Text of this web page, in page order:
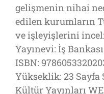
gelişmenin nihai
edilen kurumların
ve işleyişlerini
Yayınevi: İş
ISBN:
Yükseklik: 23 Sayfa
Kültür Yayınları